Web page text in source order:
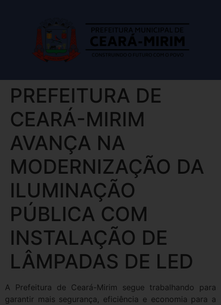
PREFEITURA DE
CEARÁ-MIRIM
AVANÇA NA
MODERNIZAÇÃO DA
ILUMINAÇÃO
PÚBLICA COM
INSTALAÇÃO DE
LÂMPADAS DE LED
A Prefeitura de Ceará-Mirim segue trabalhando para
garantir mais segurança, eficiência e economia para a